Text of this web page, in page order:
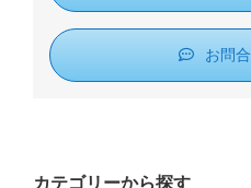
お問
カテゴリーから探す